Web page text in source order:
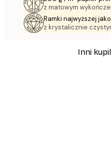
z matowym
Ramki najwyższej
z krystalicznie
Inni